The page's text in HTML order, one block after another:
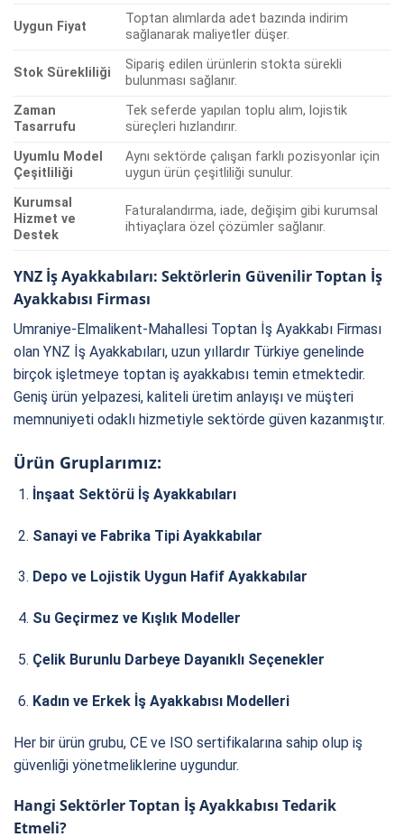
Uygun Fiyat
Toptan alımlarda adet bazında indirim
sağlanarak maliyetler düşer.
Stok Sürekliliği
Sipariş edilen ürünlerin stokta sürekli
bulunması sağlanır.
Zaman
Tasarrufu
Tek seferde yapılan toplu alım, lojistik
süreçleri hızlandırır.
Uyumlu Model
Çeşitliliği
Aynı sektörde çalışan farklı pozisyonlar için
uygun ürün çeşitliliği sunulur.
Kurumsal
Hizmet ve
Destek
Faturalandırma, iade, değişim gibi kurumsal
ihtiyaçlara özel çözümler sağlanır.
YNZ İş Ayakkabıları: Sektörlerin Güvenilir Toptan İş
Ayakkabısı Firması
Umraniye-Elmalikent-Mahallesi Toptan İş Ayakkabı Firması
olan YNZ İş Ayakkabıları, uzun yıllardır Türkiye genelinde
birçok işletmeye toptan iş ayakkabısı temin etmektedir.
Geniş ürün yelpazesi, kaliteli üretim anlayışı ve müşteri
memnuniyeti odaklı hizmetiyle sektörde güven kazanmıştır.
Ürün Gruplarımız:
İnşaat Sektörü İş Ayakkabıları
Sanayi ve Fabrika Tipi Ayakkabılar
Depo ve Lojistik Uygun Hafif Ayakkabılar
Su Geçirmez ve Kışlık Modeller
Çelik Burunlu Darbeye Dayanıklı Seçenekler
Kadın ve Erkek İş Ayakkabısı Modelleri
Her bir ürün grubu, CE ve ISO sertifikalarına sahip olup iş
güvenliği yönetmeliklerine uygundur.
Hangi Sektörler Toptan İş Ayakkabısı Tedarik
Etmeli?